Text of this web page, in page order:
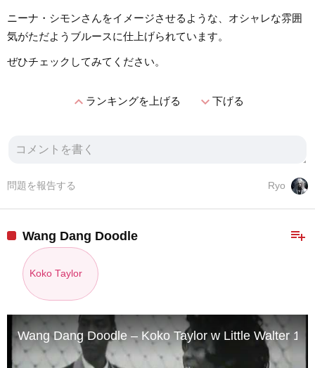
ニーナ・シモンさんをイメージさせるような、オシャレな雰囲
気がただようブルースに仕上げられています。
ぜひチェックしてみてください。
expand_lessランキングを上げる expand_more下げる
Ryo
問題を報告する
playlist_add
Wang Dang Doodle
Koko Taylor
Wang Dang Doodle – Koko Taylor w Little Walter